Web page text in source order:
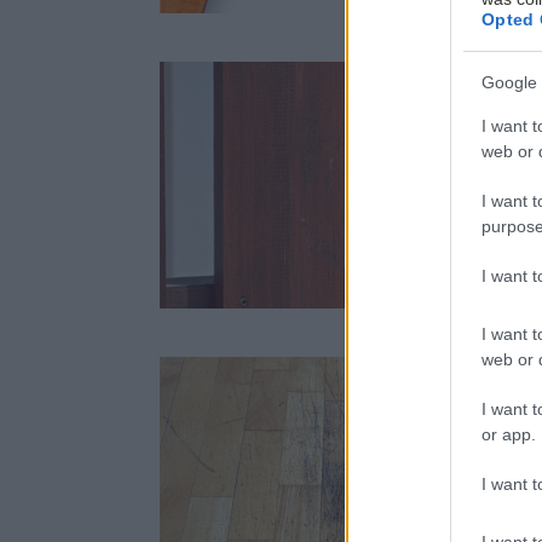
Opted
Google
I want
web or
I want
I want
I want
web or
I want
or app.
I want
Stavebný materiál